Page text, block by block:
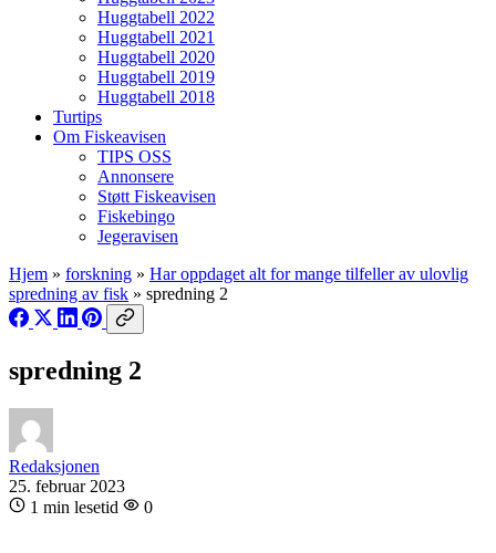
Huggtabell 2022
Huggtabell 2021
Huggtabell 2020
Huggtabell 2019
Huggtabell 2018
Turtips
Om Fiskeavisen
TIPS OSS
Annonsere
Støtt Fiskeavisen
Fiskebingo
Jegeravisen
Hjem » forskning » Har oppdaget alt for mange tilfeller av ulovlig
spredning av fisk » spredning 2
spredning 2
Redaksjonen
25. februar 2023
1 min lesetid
0